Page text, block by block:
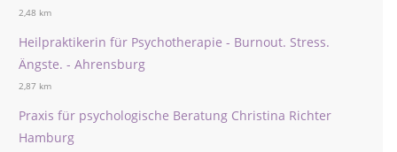
2,48 km
Heilpraktikerin für Psychotherapie - Burnout. Stress.
Ängste. - Ahrensburg
2,87 km
Praxis für psychologische Beratung Christina Richter
Hamburg